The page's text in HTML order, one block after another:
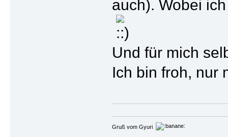
auch). Wobei
Und für mich
Ich bin froh, nur
Gruß vom Gyuri